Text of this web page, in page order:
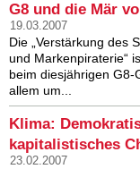
G8 und die Mär
19.03.2007
Die „Verstärkung des
und Markenpiraterie“
beim diesjährigen G8-
allem um...
Klima:
kapitalistisches
23.02.2007